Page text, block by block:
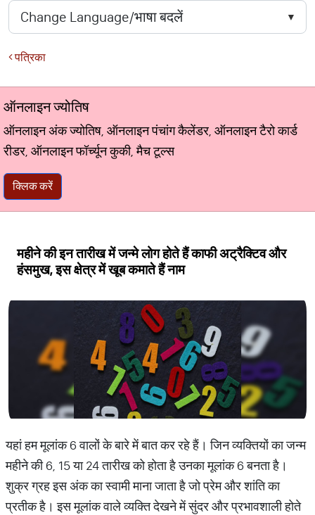
पत्रिका
ऑनलाइन ज्योतिष
ऑनलाइन अंक ज्योतिष, ऑनलाइन पंचांग कैलेंडर, ऑनलाइन टैरो कार्ड
रीडर, ऑनलाइन फॉर्च्यून कुकी, मैच टूल्स
क्लिक करें
महीने की इन तारीख में जन्मे लोग होते हैं काफी अट्रैक्टिव और
हंसमुख, इस क्षेत्र में खूब कमाते हैं नाम
यहां हम मूलांक 6 वालों के बारे में बात कर रहे हैं। जिन व्यक्तियों का जन्म
महीने की 6, 15 या 24 तारीख को होता है उनका मूलांक 6 बनता है।
शुक्र ग्रह इस अंक का स्वामी माना जाता है जो प्रेम और शांति का
प्रतीक है। इस मूलांक वाले व्यक्ति देखने में सुंदर और प्रभावशाली होते